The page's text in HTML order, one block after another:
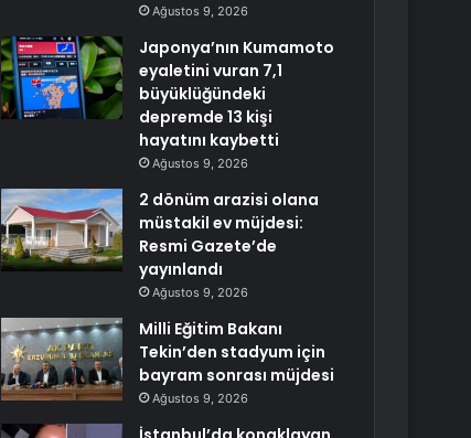
Ağustos 9, 2026
Japonya’nın Kumamoto
eyaletini vuran 7,1
büyüklüğündeki
depremde 13 kişi
hayatını kaybetti
Ağustos 9, 2026
2 dönüm arazisi olana
müstakil ev müjdesi:
Resmi Gazete’de
yayınlandı
Ağustos 9, 2026
Milli Eğitim Bakanı
Tekin’den stadyum için
bayram sonrası müjdesi
Ağustos 9, 2026